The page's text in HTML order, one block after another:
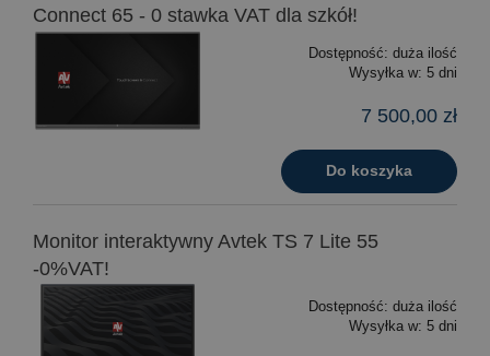
Connect 65 - 0 stawka VAT dla szkół!
Dostępność: duża ilość
Wysyłka w: 5 dni
7 500,00 zł
Do koszyka
Monitor interaktywny Avtek TS 7 Lite 55
-0%VAT!
Dostępność: duża ilość
Wysyłka w: 5 dni